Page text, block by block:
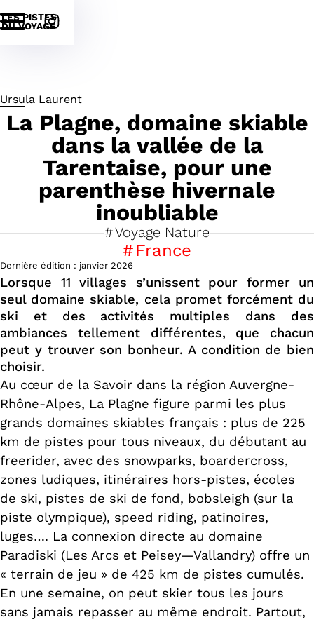
LES PISTES
DU VOYAGE
Ursula Laurent
La Plagne, domaine skiable
dans la vallée de la
Tarentaise, pour une
parenthèse hivernale
inoubliable
Voyage Nature
France
Dernière édition : janvier 2026
Lorsque 11 villages s’unissent pour former un
seul domaine skiable, cela promet forcément du
ski et des activités multiples dans des
ambiances tellement différentes, que chacun
peut y trouver son bonheur. A condition de bien
choisir.
Au cœur de la Savoir dans la région Auvergne-
Rhône-Alpes, La Plagne figure parmi les plus
grands domaines skiables français : plus de 225
km de pistes pour tous niveaux, du débutant au
freerider, avec des snowparks, boardercross,
zones ludiques, itinéraires hors-pistes, écoles
de ski, pistes de ski de fond, bobsleigh (sur la
piste olympique), speed riding, patinoires,
luges…. La connexion directe au domaine
Paradiski (Les Arcs et Peisey—Vallandry) offre un
« terrain de jeu » de 425 km de pistes cumulés.
En une semaine, on peut skier tous les jours
sans jamais repasser au même endroit. Partout,